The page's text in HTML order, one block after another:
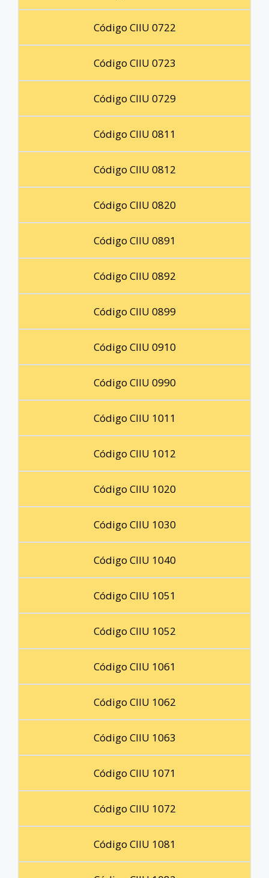
Código CIIU 0722
Código CIIU 0723
Código CIIU 0729
Código CIIU 0811
Código CIIU 0812
Código CIIU 0820
Código CIIU 0891
Código CIIU 0892
Código CIIU 0899
Código CIIU 0910
Código CIIU 0990
Código CIIU 1011
Código CIIU 1012
Código CIIU 1020
Código CIIU 1030
Código CIIU 1040
Código CIIU 1051
Código CIIU 1052
Código CIIU 1061
Código CIIU 1062
Código CIIU 1063
Código CIIU 1071
Código CIIU 1072
Código CIIU 1081